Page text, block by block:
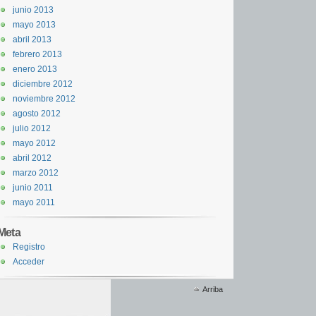
junio 2013
mayo 2013
abril 2013
febrero 2013
enero 2013
diciembre 2012
noviembre 2012
agosto 2012
julio 2012
mayo 2012
abril 2012
marzo 2012
junio 2011
mayo 2011
Registro
Acceder
Arriba